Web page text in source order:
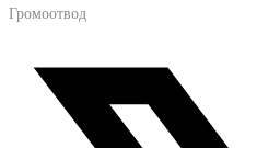
Громоотвод